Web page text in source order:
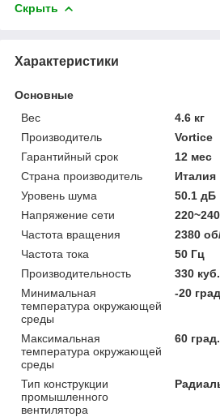
Скрыть
Характеристики
Основные
Вес
4.6 кг
Производитель
Vortice
Гарантийный срок
12 мес
Страна производитель
Италия
Уровень шума
50.1 дБ
Напряжение сети
Частота вращения
2380
Частота тока
50 Гц
Производительность
330
Минимальная
температура окружающей
среды
-20
Максимальная
температура окружающей
среды
60 град.
Тип конструкции
промышленного
вентилятора